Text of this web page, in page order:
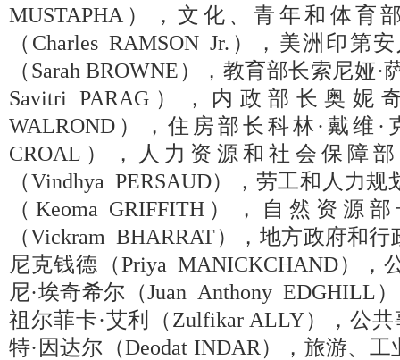
MUSTAPHA），文化、青年和体育
（Charles RAMSON Jr.），美洲印第
（Sarah BROWNE），教育部长索尼娅·
Savitri PARAG），内政部长奥妮
WALROND），住房部长科林·戴维
CROAL），人力资源和社会保障
（Vindhya PERSAUD），劳工和人力
（Keoma GRIFFITH），自然资源
（Vickram BHARRAT），地方政府和
尼克钱德（Priya MANICKCHAND），
尼·埃奇希尔（Juan Anthony EDGHILL
祖尔菲卡·艾利（Zulfikar ALLY），公
特·因达尔（Deodat INDAR），旅游、